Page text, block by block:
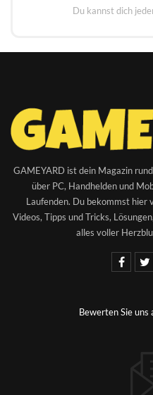
Du kannst dich
GAMEYARD ist dein Magazin
über PC, Handhelden und
Laufenden. Du bekommst hier
Videos, Tipps und Tricks,
alles voller
Bewerten Sie uns